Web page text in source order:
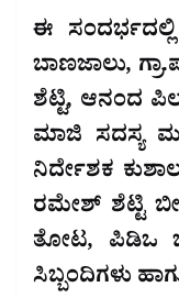
ಈ
ಬಾಣಜಾಲು,
ಶೆಟ್ಟಿ, ಆನಂದ
ಮಾಜಿ ಸದಸ್ಯ
ನಿರ್ದೇಶಕ
ರಮೇಶ್ ಶೆಟ್ಟಿ
ತೋಟ, ಪಿಡಿಒ
ಸಿಬ್ಬಂದಿಗಳು